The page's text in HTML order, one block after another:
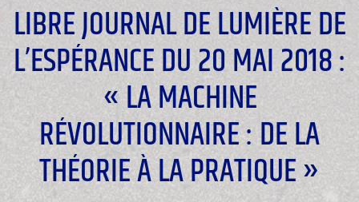
LIBRE JOURNAL DE LUMIÈRE DE
L’ESPÉRANCE DU 20 MAI 2018 :
« LA MACHINE
RÉVOLUTIONNAIRE : DE LA
THÉORIE À LA PRATIQUE »